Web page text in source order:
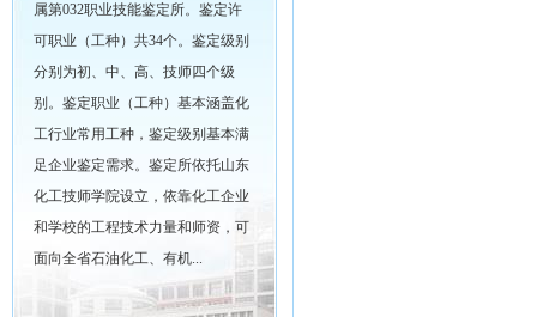
属第032职业技能鉴定所。鉴定许
可职业（工种）共34个。鉴定级别
分别为初、中、高、技师四个级
别。鉴定职业（工种）基本涵盖化
工行业常用工种，鉴定级别基本满
足企业鉴定需求。鉴定所依托山东
化工技师学院设立，依靠化工企业
和学校的工程技术力量和师资，可
面向全省石油化工、有机...